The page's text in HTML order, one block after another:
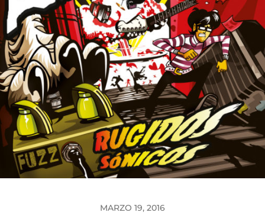
MARZO 19, 2016